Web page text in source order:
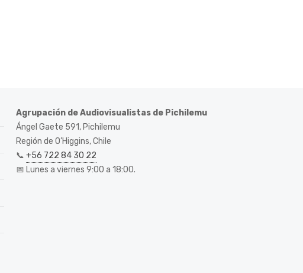
Agrupación de Audiovisualistas de Pichilemu
Ángel Gaete 591, Pichilemu
Región de O’Higgins, Chile
📞 +56 722 84 30 22
📅 Lunes a viernes 9:00 a 18:00.